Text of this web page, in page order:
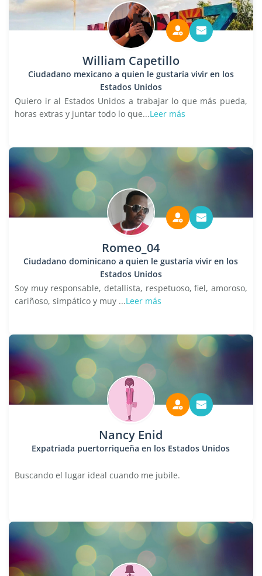
William Capetillo
Ciudadano mexicano a quien le gustaría vivir en los
Estados Unidos
Quiero ir al Estados Unidos a trabajar lo que más pueda,
horas extras y juntar todo lo que...Leer más
Romeo_04
Ciudadano dominicano a quien le gustaría vivir en los
Estados Unidos
Soy muy responsable, detallista, respetuoso, fiel, amoroso,
cariñoso, simpático y muy ...Leer más
Nancy Enid
Expatriada puertorriqueña en los Estados Unidos
Buscando el lugar ideal cuando me jubile.